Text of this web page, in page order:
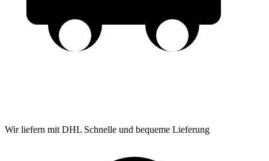
Wir liefern mit DHL Schnelle und bequeme Lieferung